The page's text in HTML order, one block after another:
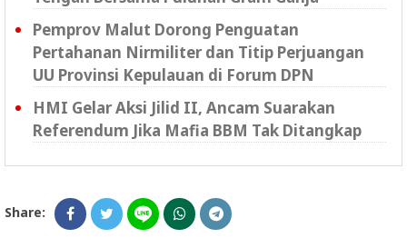
Pemprov Malut Dorong Penguatan
Pertahanan Nirmiliter dan Titip Perjuangan
UU Provinsi Kepulauan di Forum DPN
HMI Gelar Aksi Jilid II, Ancam Suarakan
Referendum Jika Mafia BBM Tak Ditangkap
Share: